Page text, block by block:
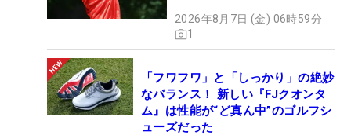
2026年8月7日 (金) 06時59分
1
「フワフワ」と「しっかり」の絶妙
なバランス！ 新しい『FJクオンタ
ム』は性能が“ど真ん中”のゴルフシ
ューズだった